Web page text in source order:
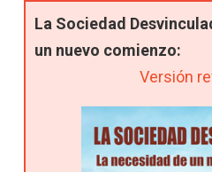
La Sociedad
un nuevo comienzo:
Versión